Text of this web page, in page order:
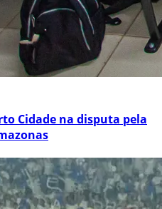
Cidade na disputa pela